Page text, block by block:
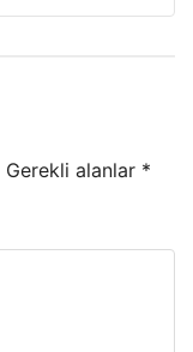
Gerekli alanlar *